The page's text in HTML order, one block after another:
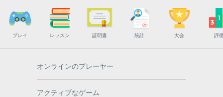
プレイ レッスン 証明書 統計 大会 評
オンラインのプレーヤー
アクティブなゲーム